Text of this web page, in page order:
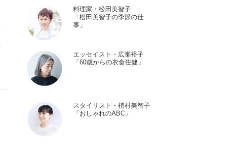
料理家・松田美智子
「松田美智子の季節の仕
事」
エッセイスト・広瀬裕子
「60歳からの衣食住健」
スタイリスト・植村美智子
「おしゃれのABC」